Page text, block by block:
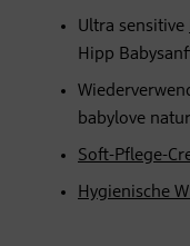
Ultra sensitive
Hipp
babylove
Soft-Pflege-
Hygienische